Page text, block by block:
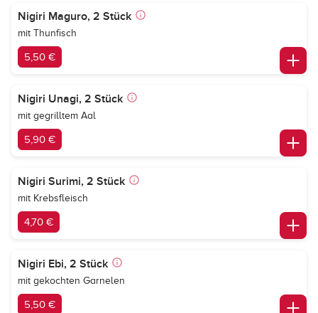
Nigiri Maguro, 2 Stück
mit Thunfisch
5,50 €
Nigiri Unagi, 2 Stück
mit gegrilltem Aal
5,90 €
Nigiri Surimi, 2 Stück
mit Krebsfleisch
4,70 €
Nigiri Ebi, 2 Stück
mit gekochten Garnelen
5,50 €